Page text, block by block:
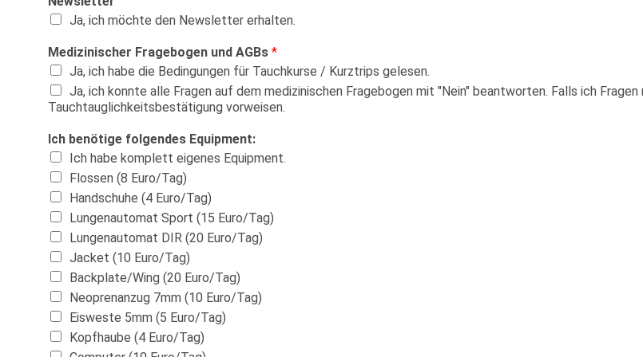
Ja, ich möchte den Newsletter erhalten.
Medizinischer Fragebogen und AGBs *
Ja, ich habe die Bedingungen für Tauchkurse / Kurztrips gelesen.
Ja, ich konnte alle Fragen auf dem medizinischen Fragebogen mit "Nein" beantworten. Falls ich
Tauchtauglichkeitsbestätigung vorweisen.
Ich benötige folgendes Equipment:
Ich habe komplett eigenes Equipment.
Flossen (8 Euro/Tag)
Handschuhe (4 Euro/Tag)
Lungenautomat Sport (15 Euro/Tag)
Lungenautomat DIR (20 Euro/Tag)
Jacket (10 Euro/Tag)
Backplate/Wing (20 Euro/Tag)
Neoprenanzug 7mm (10 Euro/Tag)
Eisweste 5mm (5 Euro/Tag)
Kopfhaube (4 Euro/Tag)